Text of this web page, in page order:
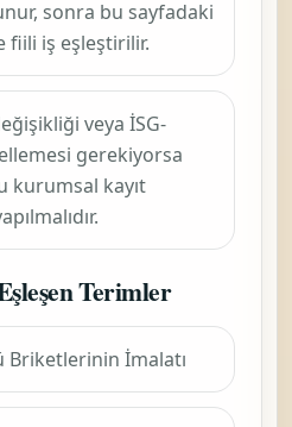
sonra bu sayfadaki
fiili iş eşleştirilir.
veya İSG-
gerekiyorsa
kurumsal kayıt
Terimler
Briketlerinin İmalatı